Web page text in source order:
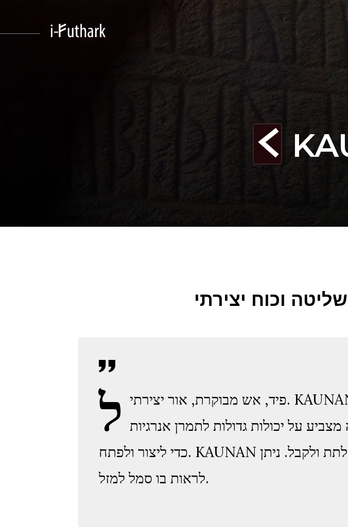
K
וכוח יצירתי
ל פיד, אש מבוקרת, אור יצירתי. KAUNAN הוא רונה פותחת, הוא מסמל את פיזור
על יכולות גדולות לתמרן אנרגיות
כדי ליצור ולפתח. KAUNAN הוא הרונה של האמן והאומן. הגיע הזמן לתת ולקבל. ניתן
לראות בו סמל למזל.